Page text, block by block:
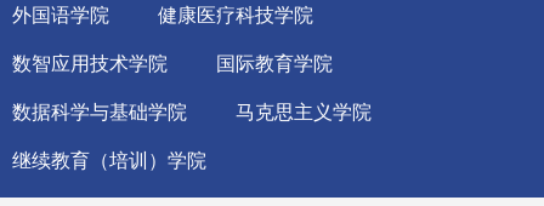
外国语学院 健康医疗科技学院
数智应用技术学院 国际教育学院
数据科学与基础学院 马克思主义学院
继续教育（培训）学院